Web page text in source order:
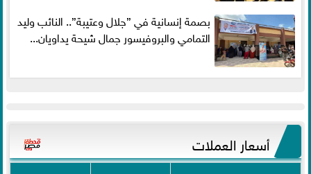
بصمة إنسانية في ”جلال وعتيبة”.. النائب وليد
التمامي والبروفيسور جمال شيحة يداويان...
أسعار العملات